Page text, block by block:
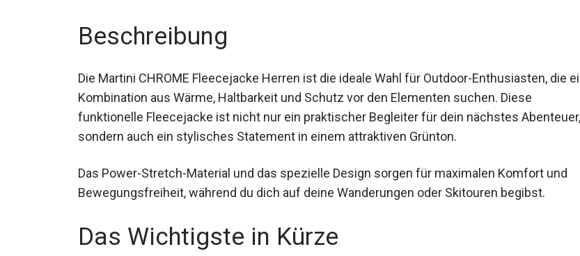
Beschreibung
Die Martini CHROME Fleecejacke Herren ist die ideale Wahl für Outdoor-Enthusiasten, die
eine Kombination aus Wärme, Haltbarkeit und Schutz vor den Elementen suchen. Diese
funktionelle Fleecejacke ist nicht nur ein praktischer Begleiter für dein nächstes Abenteuer,
sondern auch ein stylisches Statement in einem attraktiven Grünton.
Das Power-Stretch-Material und das spezielle Design sorgen für maximalen Komfort und
Bewegungsfreiheit, während du dich auf deine Wanderungen oder Skitouren begibst.
Das Wichtigste in Kürze